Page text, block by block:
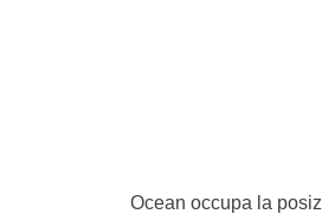
Ocean occupa la